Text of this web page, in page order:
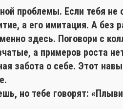
проблемы. Если тебя
а его имитация. А без
здесь. Поговори с
а примеров роста
забота о себе. Этот
но тебе говорят: